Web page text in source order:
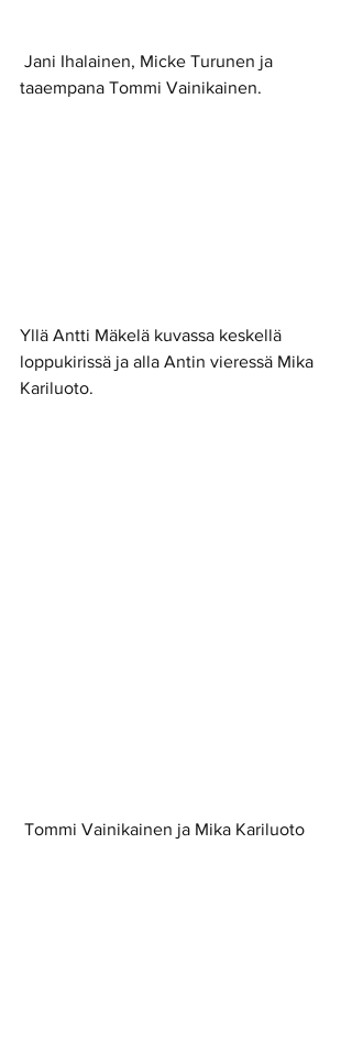
taaempana Tommi Vainikainen.
Yllä Antti Mäkelä kuvassa keskellä
loppukirissä ja alla Antin vieressä Mika
Kariluoto.
Tommi Vainikainen ja Mika Kariluoto